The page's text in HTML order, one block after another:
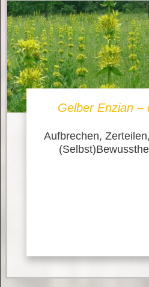
Gelber Enzian –
Aufbrechen,